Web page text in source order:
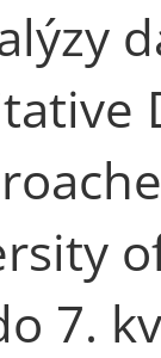
7.